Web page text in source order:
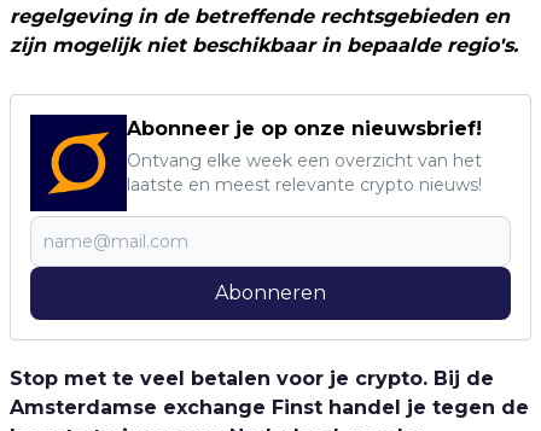
regelgeving in de betreffende rechtsgebieden en
zijn mogelijk niet beschikbaar in bepaalde regio's.
Abonneer je op onze nieuwsbrief!
Ontvang elke week een overzicht van het
laatste en meest relevante crypto nieuws!
Abonneren
Stop met te veel betalen voor je crypto. Bij de
Amsterdamse exchange Finst handel je tegen de